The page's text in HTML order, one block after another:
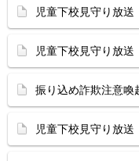
児童下校見守り放送
児童下校見守り放送
振り込め詐欺注意喚
児童下校見守り放送